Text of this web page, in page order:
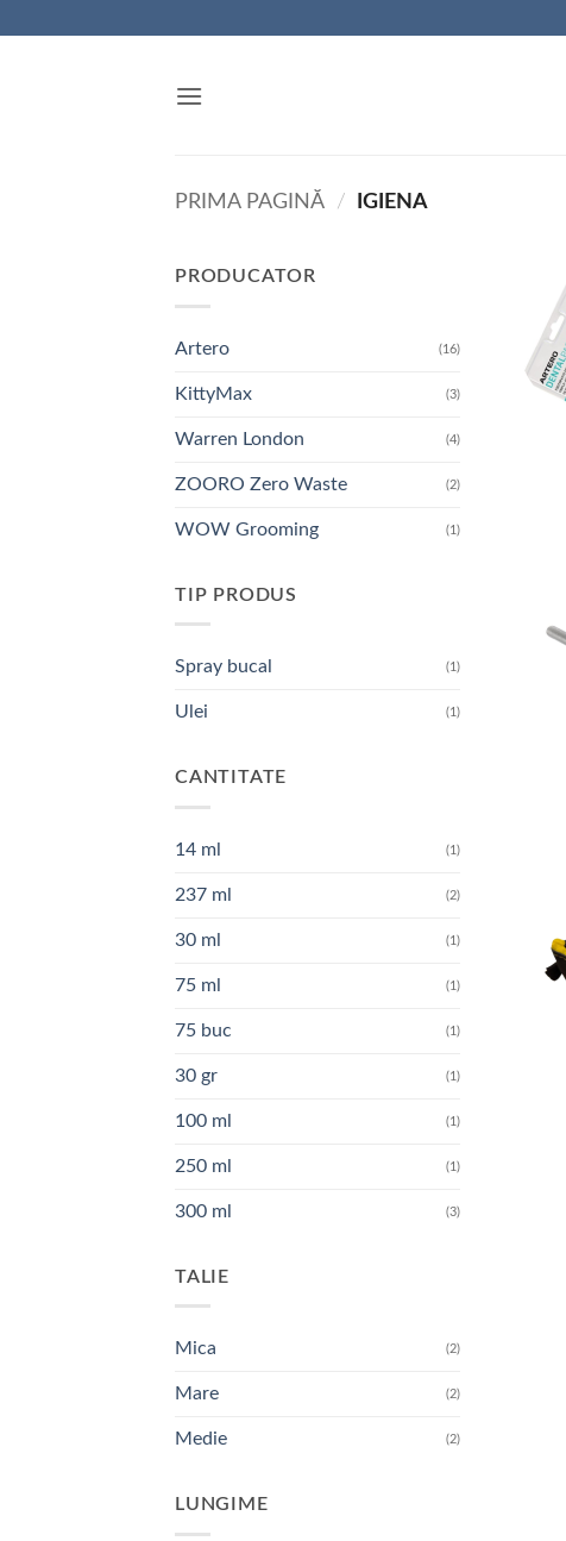
PRIMA PAGINĂ / IGIENA
PRODUCATOR
Artero (16)
KittyMax (3)
Warren London (4)
ZOORO Zero Waste (2)
WOW Grooming (1)
TIP PRODUS
Spray bucal (1)
Ulei (1)
CANTITATE
14 ml (1)
237 ml (2)
30 ml (1)
75 ml (1)
75 buc (1)
30 gr (1)
100 ml (1)
250 ml (1)
300 ml (3)
TALIE
Mica (2)
Mare (2)
Medie (2)
LUNGIME